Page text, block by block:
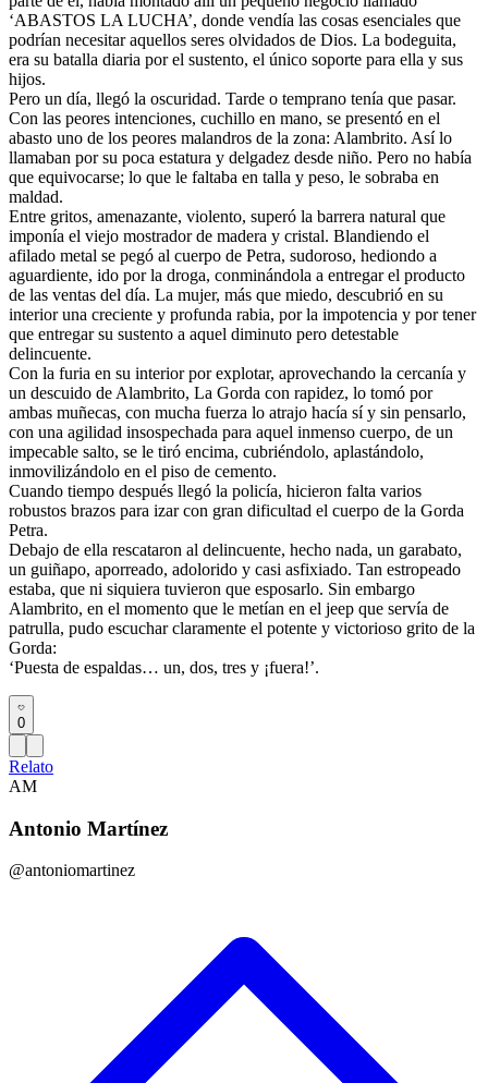
‘ABASTOS LA LUCHA’, donde vendía las cosas esenciales que
podrían necesitar aquellos seres olvidados de Dios. La bodeguita,
era su batalla diaria por el sustento, el único soporte para ella y sus
hijos.
Pero un día, llegó la oscuridad. Tarde o temprano tenía que pasar.
Con las peores intenciones, cuchillo en mano, se presentó en el
abasto uno de los peores malandros de la zona: Alambrito. Así lo
llamaban por su poca estatura y delgadez desde niño. Pero no había
que equivocarse; lo que le faltaba en talla y peso, le sobraba en
maldad.
Entre gritos, amenazante, violento, superó la barrera natural que
imponía el viejo mostrador de madera y cristal. Blandiendo el
afilado metal se pegó al cuerpo de Petra, sudoroso, hediondo a
aguardiente, ido por la droga, conminándola a entregar el producto
de las ventas del día. La mujer, más que miedo, descubrió en su
interior una creciente y profunda rabia, por la impotencia y por tener
que entregar su sustento a aquel diminuto pero detestable
delincuente.
Con la furia en su interior por explotar, aprovechando la cercanía y
un descuido de Alambrito, La Gorda con rapidez, lo tomó por
ambas muñecas, con mucha fuerza lo atrajo hacía sí y sin pensarlo,
con una agilidad insospechada para aquel inmenso cuerpo, de un
impecable salto, se le tiró encima, cubriéndolo, aplastándolo,
inmovilizándolo en el piso de cemento.
Cuando tiempo después llegó la policía, hicieron falta varios
robustos brazos para izar con gran dificultad el cuerpo de la Gorda
Petra.
Debajo de ella rescataron al delincuente, hecho nada, un garabato,
un guiñapo, aporreado, adolorido y casi asfixiado. Tan estropeado
estaba, que ni siquiera tuvieron que esposarlo. Sin embargo
Alambrito, en el momento que le metían en el jeep que servía de
patrulla, pudo escuchar claramente el potente y victorioso grito de la
Gorda:
‘Puesta de espaldas… un, dos, tres y ¡fuera!’.
0
Relato
AM
Antonio Martínez
@antoniomartinez